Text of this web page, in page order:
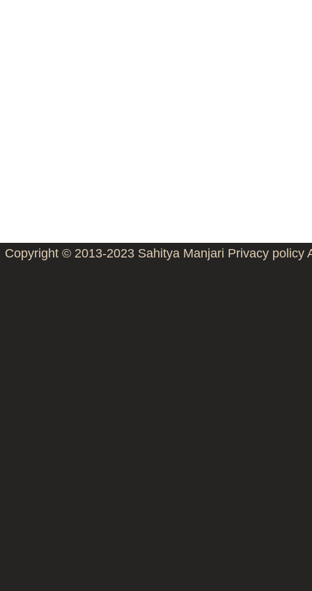
Copyright © 2013-2023 Sahitya Manjari Privacy policy